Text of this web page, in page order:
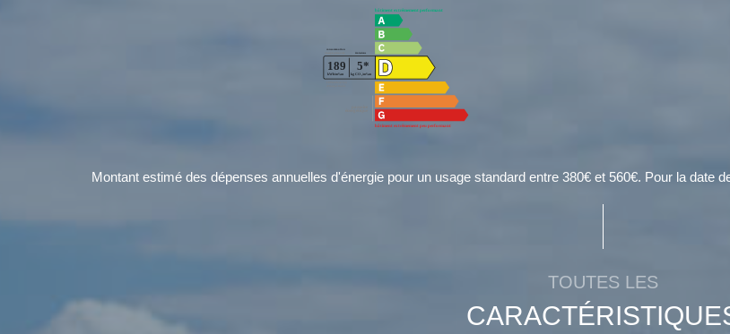
Montant estimé des dépenses annuelles d'énergie pour un usage standard entre 380€ et 560€. Pour la date
TOUTES LES